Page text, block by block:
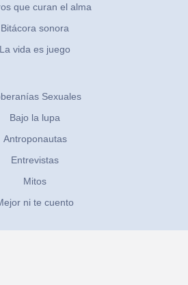
que curan el alma
Bitácora sonora
La vida es juego
Sexuales
Bajo la lupa
Antroponautas
Entrevistas
Mitos
ni te cuento